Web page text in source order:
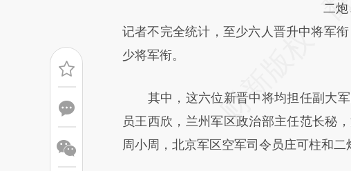
成
二
记者不完全统计，至少六人晋升中将军
少将军衔。
其中，这六位新晋中将均担任副大军
员王西欣，兰州军区政治部主任范长秘
周小周，北京军区空军司令员庄可柱和二